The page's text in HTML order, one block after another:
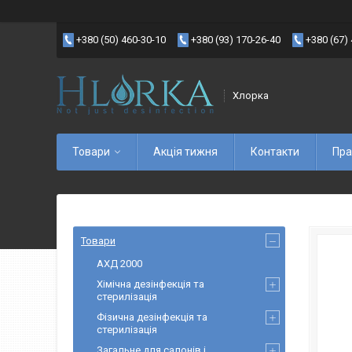
+380 (50) 460-30-10 +380 (93) 170-26-40 +380 (67)
Хлорка
Товари Акція тижня Контакти
Товари
АХД 2000
Хімічна дезінфекція та
стерилізація
Фізична дезінфекція та
стерилізація